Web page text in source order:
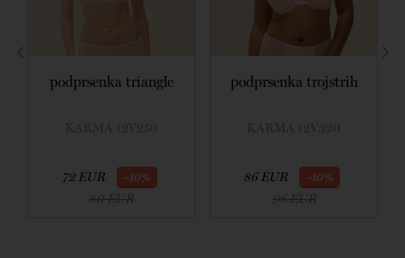
podprsenka triangle
72 EUR -10%
80 EUR
podprsenka trojstrih
86 EUR -10%
96 EUR